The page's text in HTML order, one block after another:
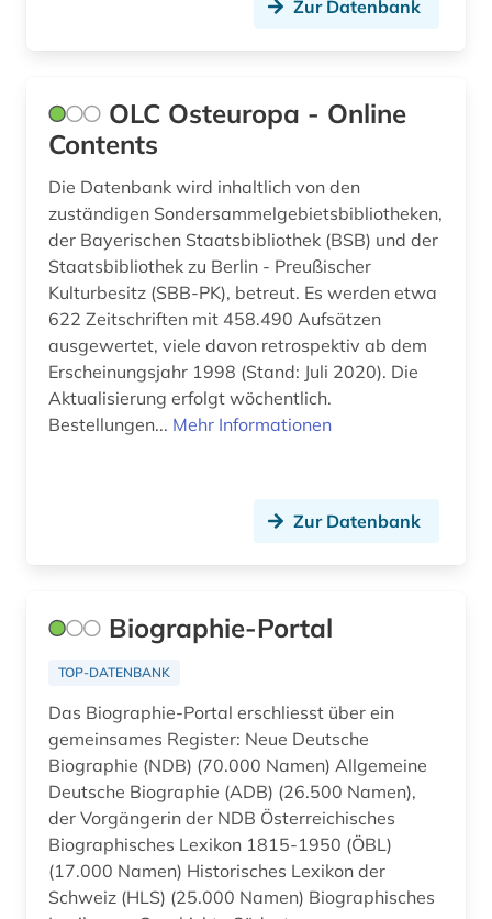
ostmitteleuropa (7)
parlament (1)
partei (1)
persisch (1)
pflichtexemplar (1)
polen (1)
politik (2)
portal (1)
post (1)
rheinland-pfalz (1)
russland (2)
sachsen (1)
schweiz (1)
serbien (5)
serbien (süd) (1)
Suedostasien (4)
Tuerkei (4)
Ukraine (11)
Ungarn (11)
Zypern (1)
Zur Datenbank
OLC Osteuropa - Online
Contents
Die Datenbank wird inhaltlich von den
zuständigen Sondersammelgebietsbibliotheken,
der Bayerischen Staatsbibliothek (BSB) und der
Staatsbibliothek zu Berlin - Preußischer
Kulturbesitz (SBB-PK), betreut. Es werden etwa
622 Zeitschriften mit 458.490 Aufsätzen
ausgewertet, viele davon retrospektiv ab dem
Erscheinungsjahr 1998 (Stand: Juli 2020). Die
Aktualisierung erfolgt wöchentlich.
Bestellungen... Mehr Informationen
Zur Datenbank
Biographie-Portal
TOP-DATENBANK
Das Biographie-Portal erschliesst über ein
gemeinsames Register: Neue Deutsche
Biographie (NDB) (70.000 Namen) Allgemeine
Deutsche Biographie (ADB) (26.500 Namen),
der Vorgängerin der NDB Österreichisches
Biographisches Lexikon 1815-1950 (ÖBL)
(17.000 Namen) Historisches Lexikon der
Schweiz (HLS) (25.000 Namen) Biographisches